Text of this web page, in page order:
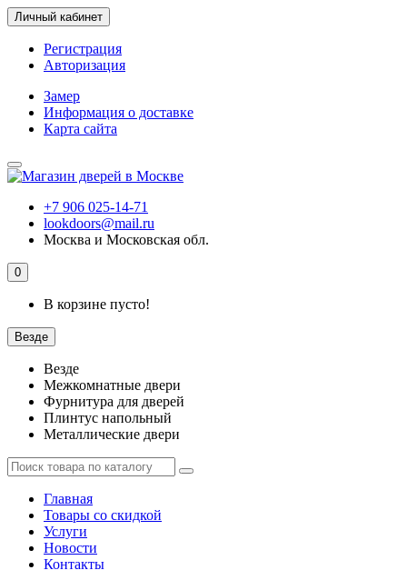
Личный кабинет
Регистрация
Авторизация
Замер
Информация о доставке
Карта сайта
+7 906 025-14-71
lookdoors@mail.ru
Москва и Московская обл.
0
В корзине пусто!
Везде
Везде
Межкомнатные двери
Фурнитура для дверей
Плинтус напольный
Металлические двери
Главная
Товары со скидкой
Услуги
Новости
Контакты